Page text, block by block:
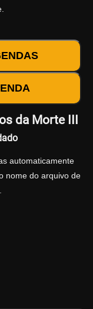
da Morte III
automaticamente
nome do arquivo de